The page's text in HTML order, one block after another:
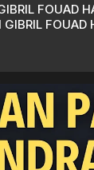
FOUAD
GIBRIL FOUAD